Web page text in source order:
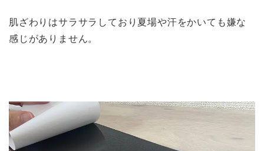
肌ざわりはサラサラしており夏場や汗をかいても嫌な
感じがありません。